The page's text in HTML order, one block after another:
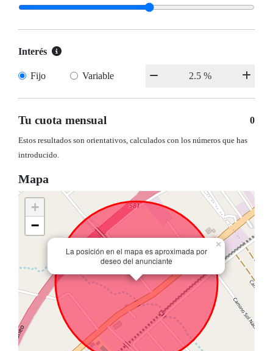
Interés
Fijo Variable
Tu cuota mensual 0
Estos resultados son orientativos, calculados con los números que has
introducido.
Mapa
La posición en el mapa es aproximada por
deseo del anunciante
×
+
−